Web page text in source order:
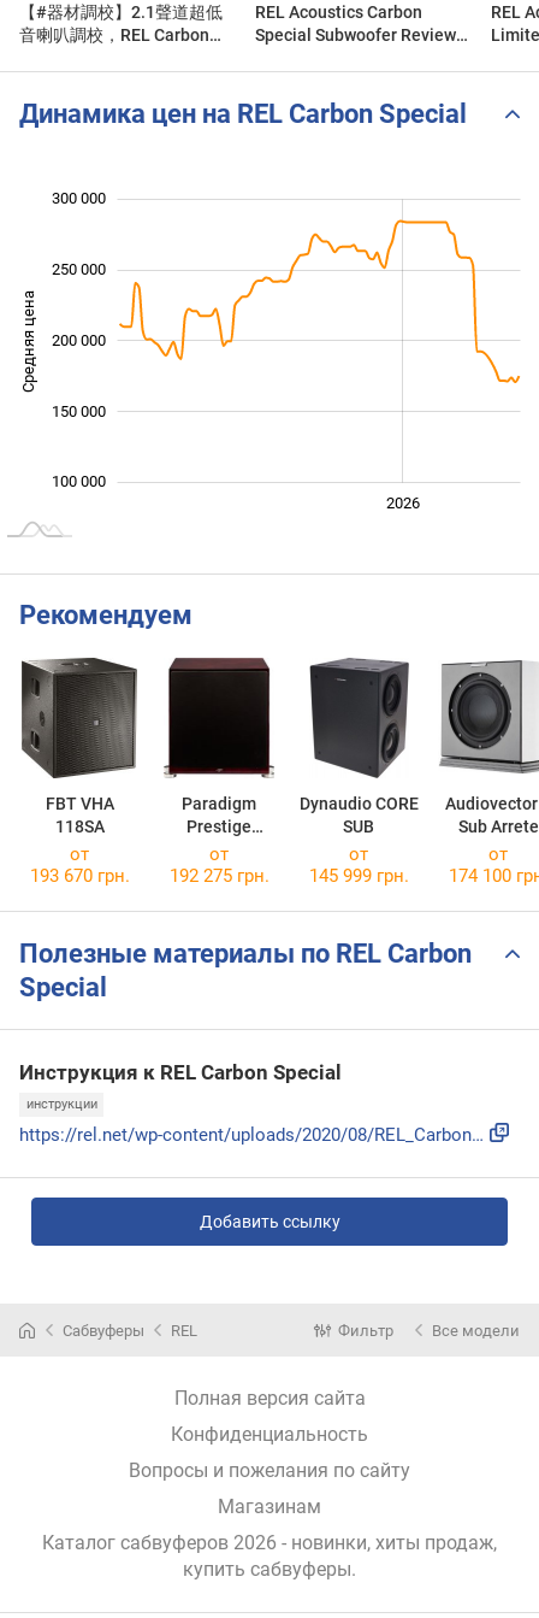
【#器材調校】2.1聲道超低
音喇叭調校，REL Carbon
REL Acoustics Carbon
Special Subwoofer Review
REL
Динамика цен на REL Carbon Special
Средняя цена 100 000
100 000
150 000
200 000
250 000
300 000
2026
Рекомендуем
FBT VHA
118SA
Paradigm
Prestige
1000SW
Dynaudio CORE
SUB
Audiovector
Sub Arrete
от
193 670 грн.
от
192 275 грн.
от
145 999 грн.
от
174 100
Полезные материалы по REL Carbon
Special
Инструкция к REL Carbon Special
инструкции
https://rel.net/wp-content/uploads/2020/08/REL_Carbon_SPECI...
Добавить ссылку
Сабвуферы REL Фильтр Все модели
Полная версия сайта
Конфиденциальность
Вопросы и пожелания по сайту
Магазинам
Каталог сабвуферов 2026 - новинки, хиты продаж,
купить сабвуферы.